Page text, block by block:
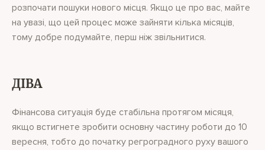
розпочати пошуки нового місця. Якщо це про вас, майте
на увазі, що цей процес може зайняти кілька місяців,
тому добре подумайте, перш ніж звільнитися.
ДІВА
Фінансова ситуація буде стабільна протягом місяця,
якщо встигнете зробити основну частину роботи до 10
вересня, тобто до початку регроградного руху вашого